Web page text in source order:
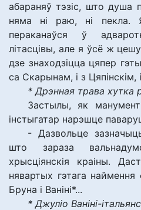
абараняў тэзіс, што душа
няма ні раю, ні пекла.
пераканаўся ў
літасцівы, але я ўсё ж
дзе знаходзіцца цяпер
са Скарынам, і з Цяпінскім,
* Дрэнная трава хутка
Застылы, як манумент
інстыгатар нарэшце
- Дазвольце
што зараза
хрысціянскія краіны.
нявартых гэтага
Бруна і Ваніні*...
* Джуліо Ваніні-